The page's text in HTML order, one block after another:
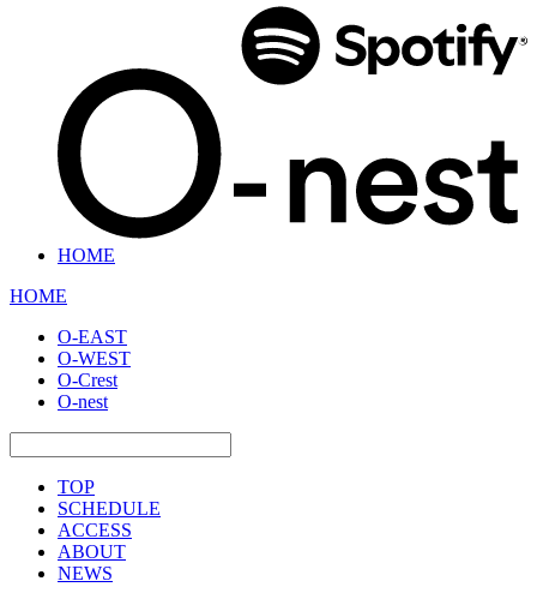
HOME
HOME
O-EAST
O-WEST
O-Crest
O-nest
TOP
SCHEDULE
ACCESS
ABOUT
NEWS